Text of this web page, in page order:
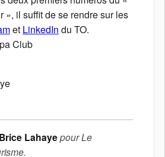
», il suffit de se rendre sur les
et LinkedIn du TO.
Club
Brice LahayepourLe
.